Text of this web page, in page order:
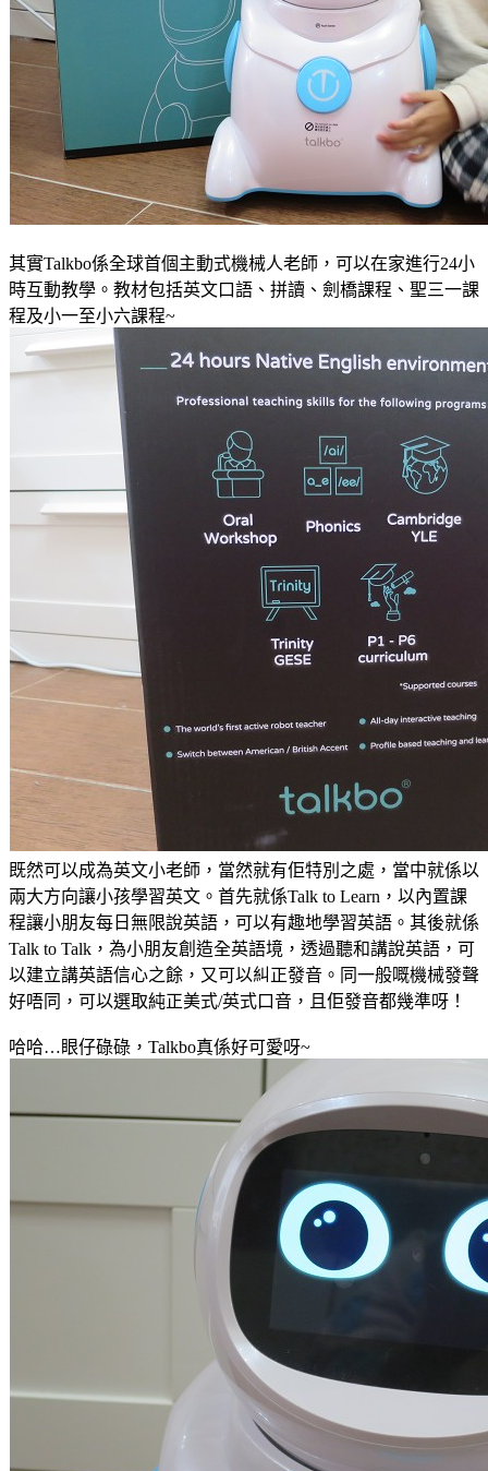
其實Talkbo係全球首個主動式機械人老師，可以在家進行24小
時互動教學。教材包括英文口語、拼讀、劍橋課程、聖三一課
程及小一至小六課程~
既然可以成為英文小老師，當然就有佢特別之處，當中就係以
兩大方向讓小孩學習英文。首先就係Talk to Learn，以內置課
程讓小朋友每日無限說英語，可以有趣地學習英語。其後就係
Talk to Talk，為小朋友創造全英語境，透過聽和講說英語，可
以建立講英語信心之餘，又可以糾正發音。同一般嘅機械發聲
好唔同，可以選取純正美式/英式口音，且佢發音都幾準呀！
哈哈…眼仔碌碌，Talkbo真係好可愛呀~